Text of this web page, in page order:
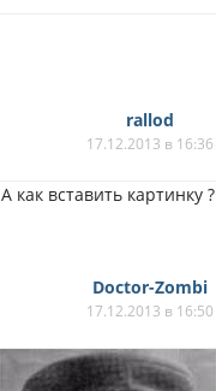
rallod
17.12.2013 в 16:36
А как вставить картинку ?
Doctor-Zombi
17.12.2013 в 16:50